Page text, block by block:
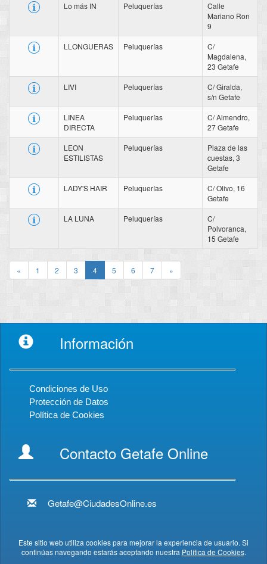
Lo más IN
Peluquerías
Calle
Mariano Ron
9
LLONGUERAS
Peluquerías
C/
Magdalena,
23 Getafe
LIVI
Peluquerías
C/ Giralda,
s/n Getafe
LINEA
DIRECTA
Peluquerías
C/ Almendro,
27 Getafe
LEON
ESTILISTAS
Peluquerías
Plaza de las
cuestas, 3
Getafe
LADY'S HAIR
Peluquerías
C/ Olivo, 16
Getafe
LA LUNA
Peluquerías
C/
Polvoranca,
15 Getafe
« 1 2 3 4 5 6 7 »
Información
Condiciones de Uso
Protección de Datos
Política de Cookies
Contacto Getafe Online
Getafe@CiudadesOnline.es
Este sitio web utiliza cookies para mejorar la experiencia de usuario. Si
continúas navegando estarás aceptando nuestra Política de Cookies.